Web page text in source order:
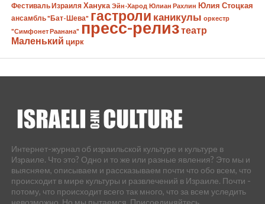
Фестиваль Израиля Ханука Эйн-Харод Юлиан Рахлин Юлия Стоцкая
ансамбль "Бат-Шева" гастроли каникулы оркестр
"Симфонет Раанана" пресс-релизтеатр
Маленький цирк
Интернет-журнал об израильской культуре и культуре в
Израиле. Что это? Одно и то же или разные явления? Это мы и
выясняем, описываем и рассказываем почти что обо всем, что
происходит в мире культуры и развлечений в Израиле. Почти -
потому, что происходит всего так много, что за всем уследить
невозможно. Но мы пытаемся. Присоединяйтесь.